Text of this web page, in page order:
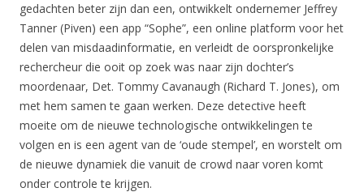
gedachten beter zijn dan een, ontwikkelt ondernemer Jeffrey
Tanner (Piven) een app “Sophe”, een online platform voor het
delen van misdaadinformatie, en verleidt de oorspronkelijke
rechercheur die ooit op zoek was naar zijn dochter’s
moordenaar, Det. Tommy Cavanaugh (Richard T. Jones), om
met hem samen te gaan werken. Deze detective heeft
moeite om de nieuwe technologische ontwikkelingen te
volgen en is een agent van de ‘oude stempel’, en worstelt om
de nieuwe dynamiek die vanuit de crowd naar voren komt
onder controle te krijgen.